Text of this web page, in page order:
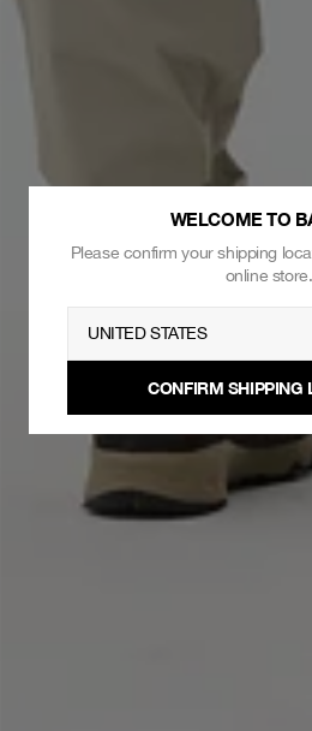
WELCOME TO
Please confirm your shipping
online store.
UNITED STATES
CONFIRM SHIPPING